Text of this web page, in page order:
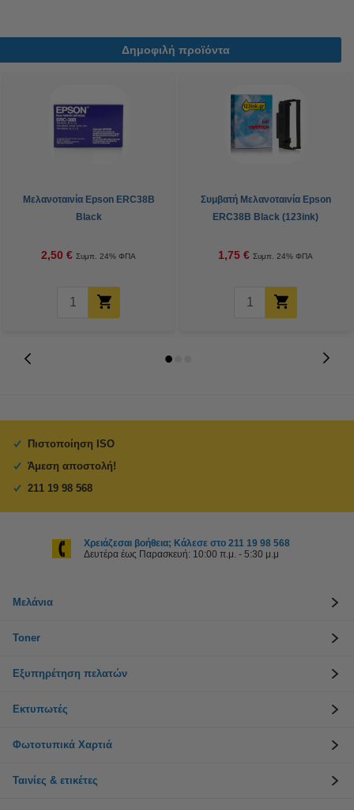
Δημοφιλή προϊόντα
Μελανοταινία Epson ERC38B
Black
2,50 € Συμπ. 24% ΦΠΑ
Συμβατή Μελανοταινία Epson
ERC38B Black (123ink)
1,75 € Συμπ. 24% ΦΠΑ
Πιστοποίηση ISO
Άμεση αποστολή!
211 19 98 568
Χρειάζεσαι βοήθεια; Κάλεσε στο 211 19 98 568
Δευτέρα έως Παρασκευή: 10:00 π.μ. - 5:30 μ.μ
Μελάνια
Toner
Εξυπηρέτηση πελατών
Εκτυπωτές
Φωτοτυπικά Χαρτιά
Ταινίες & ετικέτες